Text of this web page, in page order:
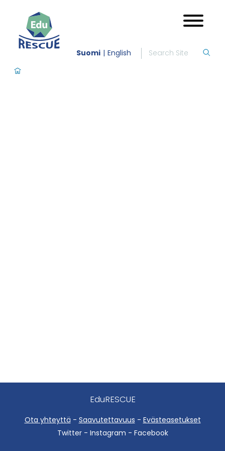
Suomi English
EduRESCUE
Ota yhteyttä - Saavutettavuus - Evästeasetukset
Twitter - Instagram - Facebook